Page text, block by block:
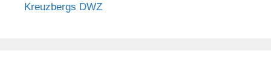
Kreuzbergs DWZ